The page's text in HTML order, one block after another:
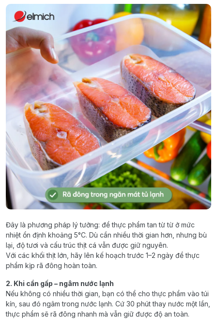
Đây là phương pháp lý tưởng: để thực phẩm tan từ từ ở mức
nhiệt ổn định khoảng 5°C. Dù cần nhiều thời gian hơn, nhưng bù
lại, độ tươi và cấu trúc thịt cá vẫn được giữ nguyên.
Với các khối thịt lớn, hãy lên kế hoạch trước 1–2 ngày để thực
phẩm kịp rã đông hoàn toàn.
2. Khi cần gấp – ngâm nước lạnh
Nếu không có nhiều thời gian, bạn có thể cho thực phẩm vào túi
kín, sau đó ngâm trong nước lạnh. Cứ 30 phút thay nước một lần,
thực phẩm sẽ rã đông nhanh mà vẫn giữ được độ an toàn.